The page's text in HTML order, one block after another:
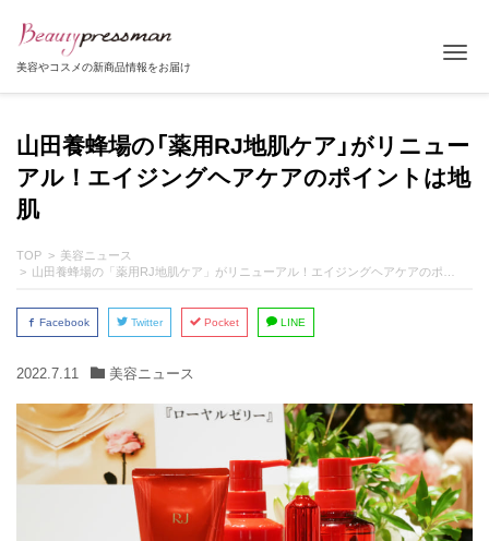
美容やコスメの新商品情報をお届け
山田養蜂場の「薬用RJ地肌ケア」がリニュー
アル！エイジングヘアケアのポイントは地
肌
TOP
美容ニュース
山田養蜂場の「薬用RJ地肌ケア」がリニューアル！エイジングヘアケアのポイントは地肌
Facebook Twitter Pocket LINE
2022.7.11 美容ニュース